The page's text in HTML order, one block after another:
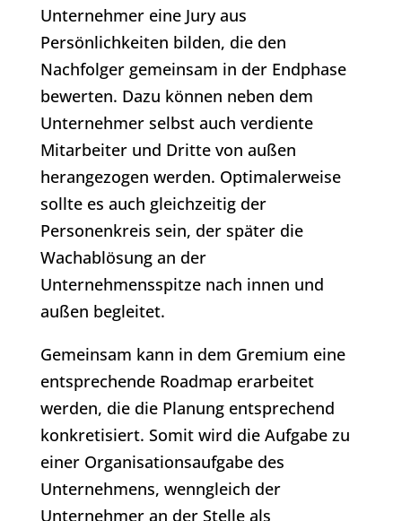
Unternehmer eine Jury aus
Persönlichkeiten bilden, die den
Nachfolger gemeinsam in der Endphase
bewerten. Dazu können neben dem
Unternehmer selbst auch verdiente
Mitarbeiter und Dritte von außen
herangezogen werden. Optimalerweise
sollte es auch gleichzeitig der
Personenkreis sein, der später die
Wachablösung an der
Unternehmensspitze nach innen und
außen begleitet.
Gemeinsam kann in dem Gremium eine
entsprechende Roadmap erarbeitet
werden, die die Planung entsprechend
konkretisiert. Somit wird die Aufgabe zu
einer Organisationsaufgabe des
Unternehmens, wenngleich der
Unternehmer an der Stelle als